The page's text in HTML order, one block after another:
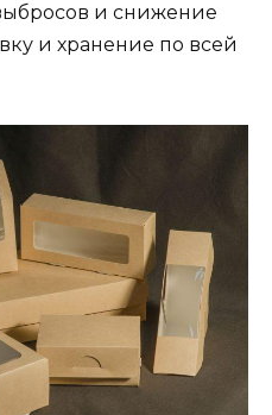
и снижение
и хранение по всей